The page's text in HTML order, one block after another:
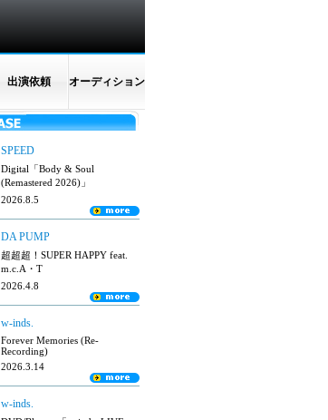
出演依頼 オーディション
SPEED
Digital「Body & Soul
(Remastered 2026)」
2026.8.5
DA PUMP
超超超！SUPER HAPPY feat.
m.c.A・T
2026.4.8
w-inds.
Forever Memories (Re-
Recording)
2026.3.14
w-inds.